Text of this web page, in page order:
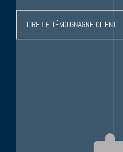
LIRE LE TÉMOIGNAGNE CLIENT